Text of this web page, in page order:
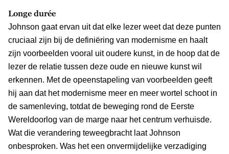
Longe durée
Johnson gaat ervan uit dat elke lezer weet dat deze punten
cruciaal zijn bij de definiëring van modernisme en haalt
zijn voorbeelden vooral uit oudere kunst, in de hoop dat de
lezer de relatie tussen deze oude en nieuwe kunst wil
erkennen. Met de opeenstapeling van voorbeelden geeft
hij aan dat het modernisme meer en meer wortel schoot in
de samenleving, totdat de beweging rond de Eerste
Wereldoorlog van de marge naar het centrum verhuisde.
Wat die verandering teweegbracht laat Johnson
onbesproken. Was het een onvermijdelijke verzadiging